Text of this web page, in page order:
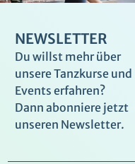
NEWSLETTER
Du willst mehr über
unsere Tanzkurse und
Events erfahren?
Dann abonniere jetzt
unseren Newsletter.